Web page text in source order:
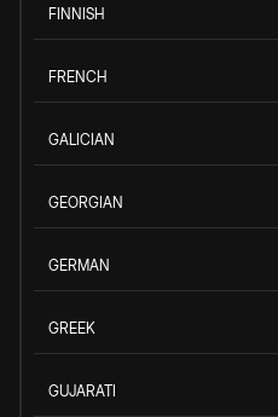
FINNISH
FRENCH
GALICIAN
GEORGIAN
GERMAN
GREEK
GUJARATI